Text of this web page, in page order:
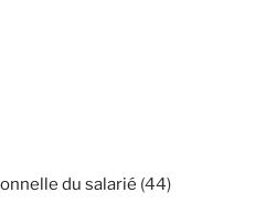
du salarié (44)